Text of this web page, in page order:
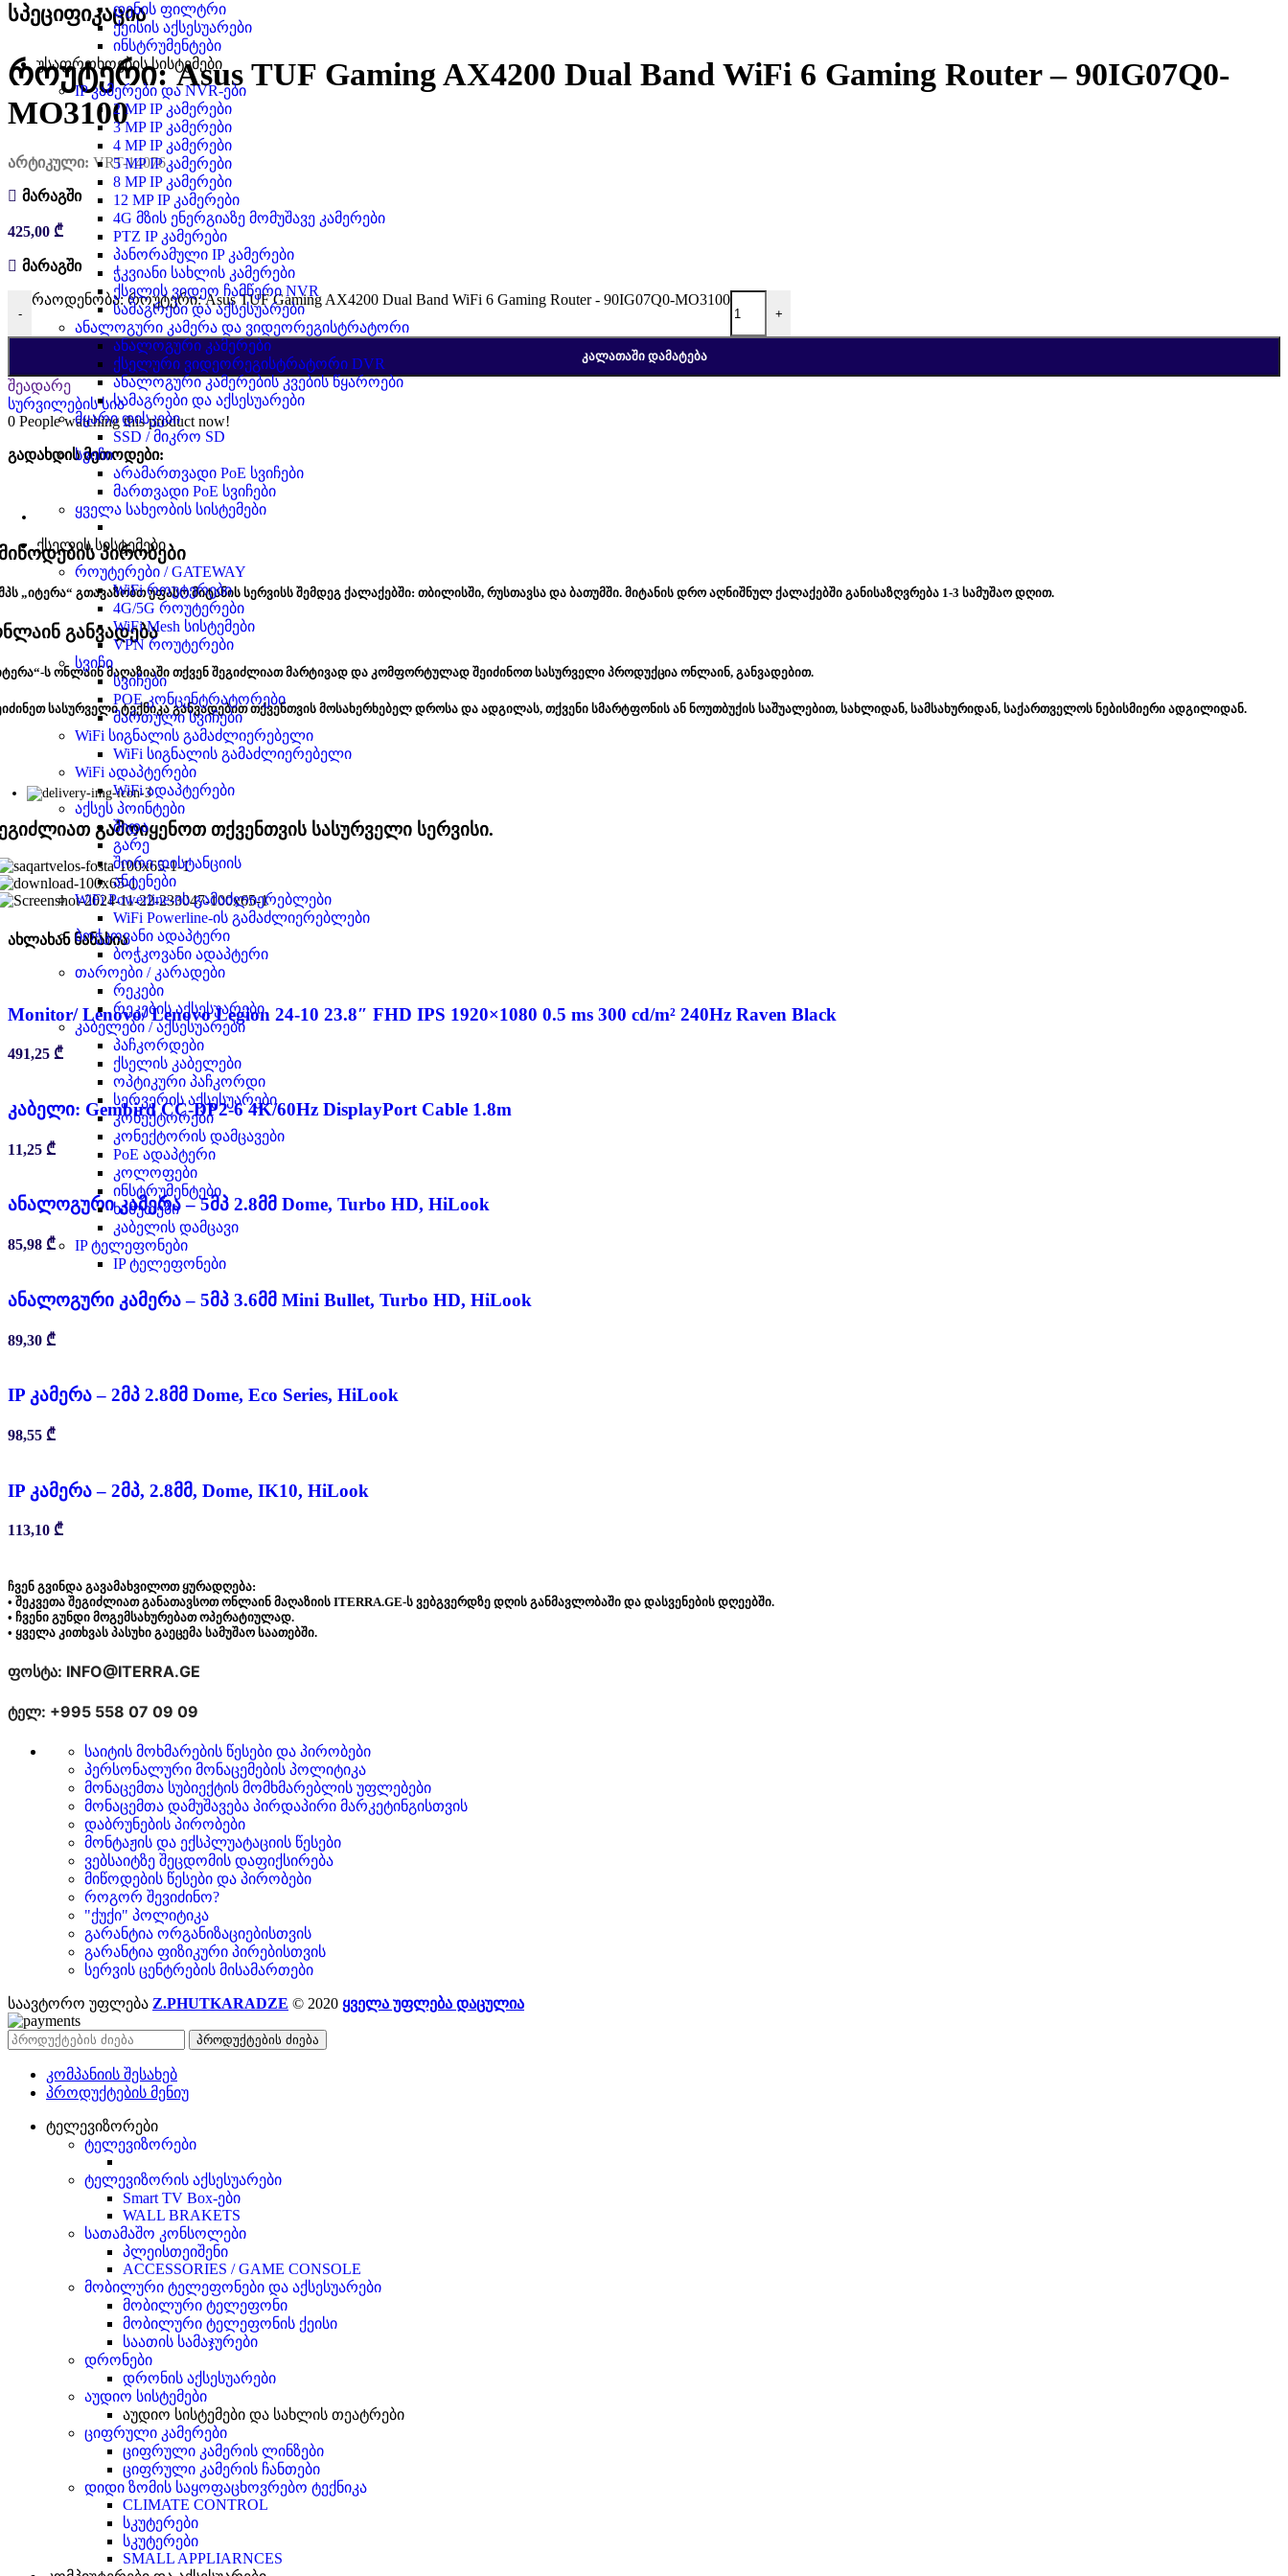
დენის ფილტრი
ქეისის აქსესუარები
ინსტრუმენტები
უსაფრთხოების სისტემები
IP კამერები და NVR-ები
2 MP IP კამერები
3 MP IP კამერები
4 MP IP კამერები
5 MP IP კამერები
8 MP IP კამერები
12 MP IP კამერები
4G მზის ენერგიაზე მომუშავე კამერები
PTZ IP კამერები
პანორამული IP კამერები
ჭკვიანი სახლის კამერები
ქსელის ვიდეო ჩამწერი NVR
სამაგრები და აქსესუარები
ანალოგური კამერა და ვიდეორეგისტრატორი
ანალოგური კამერები
ქსელური ვიდეორეგისტრატორი DVR
ანალოგური კამერების კვების წყაროები
სამაგრები და აქსესუარები
მყარი დისკები
SSD / მიკრო SD
სვიჩი
არამართვადი PoE სვიჩები
მართვადი PoE სვიჩები
ყველა სახეობის სისტემები
ქსელის სისტემები
როუტერები / GATEWAY
WiFi როუტერები
4G/5G როუტერები
WiFi Mesh სისტემები
VPN როუტერები
სვიჩი
სვიჩები
POE კონცენტრატორები
მართული სვიჩები
WiFi სიგნალის გამაძლიერებელი
WiFi სიგნალის გამაძლიერებელი
WiFi ადაპტერები
WiFi ადაპტერები
აქსეს პოინტები
შიდა
გარე
შორი დისტანციის
ანტენები
WiFi Powerline-ის გამაძლიერებლები
WiFi Powerline-ის გამაძლიერებლები
ბოჭკოვანი ადაპტერი
ბოჭკოვანი ადაპტერი
თაროები / კარადები
რეკები
რეკების აქსესუარები
კაბელები / აქსესუარები
პაჩკორდები
ქსელის კაბელები
ოპტიკური პაჩკორდი
სერვერის აქსესუარები
კონექტორები
კონექტორის დამცავები
PoE ადაპტერი
კოლოფები
ინსტრუმენტები
ხამუთები
კაბელის დამცავი
IP ტელეფონები
IP ტელეფონები
სპეციფიკაცია
როუტერი: Asus TUF Gaming AX4200 Dual Band WiFi 6 Gaming Router – 90IG07Q0-
MO3100
არტიკული: VRT-14076
მარაგში
425,00 ₾
მარაგში
-
რაოდენობა: როუტერი: Asus TUF Gaming AX4200 Dual Band WiFi 6 Gaming Router - 90IG07Q0-MO3100
+
ᲙᲐᲚᲐᲗᲐᲨᲘ ᲓᲐᲛᲐᲢᲔᲑᲐ
შეადარე
სურვილების სია
0 People watching this product now!
გადახდის მეთოდები:
პირობები
„იტერა“ გთავაზობთ უფასო მიტანის სერვისს შემდეგ ქალაქებში: თბილისში, რუსთავსა და ბათუმში. მიტანის დრო აღნიშნულ ქალაქებში განისაზღვრება 1-3 სამუშაო დღით.
განვადება
ს ონლაინ მაღაზიაში თქვენ შეგიძლიათ მარტივად და კომფორტულად შეიძინოთ სასურველი პროდუქცია ონლაინ, განვადებით.
სასურველი ტექნიკა განვადებით თქვენთვის მოსახერხებელ დროსა და ადგილას, თქვენი სმარტფონის ან ნოუთბუქის საშუალებით, სახლიდან, სამსახურიდან, საქართველოს ნებისმიერი ადგილიდან.
გამოიყენოთ თქვენთვის სასურველი სერვისი.
ახლახან ნანახია
Monitor/ Lenovo/ Lenovo Legion 24-10 23.8″ FHD IPS 1920×1080 0.5 ms 300 cd/m² 240Hz Raven Black
491,25 ₾
კაბელი: Gembird CC-DP2-6 4K/60Hz DisplayPort Cable 1.8m
11,25 ₾
ანალოგური კამერა – 5მპ 2.8მმ Dome, Turbo HD, HiLook
85,98 ₾
ანალოგური კამერა – 5მპ 3.6მმ Mini Bullet, Turbo HD, HiLook
89,30 ₾
IP კამერა – 2მპ 2.8მმ Dome, Eco Series, HiLook
98,55 ₾
IP კამერა – 2მპ, 2.8მმ, Dome, IK10, HiLook
113,10 ₾
ჩვენ გვინდა გავამახვილოთ ყურადღება:
• შეკვეთა შეგიძლიათ განათავსოთ ონლაინ მაღაზიის ITERRA.GE-ს ვებგვერდზე დღის განმავლობაში და დასვენების დღეებში.
• ჩვენი გუნდი მოგემსახურებათ ოპერატიულად.
• ყველა კითხვას პასუხი გაეცემა სამუშაო საათებში.
ფოსტა: INFO@ITERRA.GE
ტელ: +995 558 07 09 09
საიტის მოხმარების წესები და პირობები
პერსონალური მონაცემების პოლიტიკა
მონაცემთა სუბიექტის მომხმარებლის უფლებები
მონაცემთა დამუშავება პირდაპირი მარკეტინგისთვის
დაბრუნების პირობები
მონტაჟის და ექსპლუატაციის წესები
ვებსაიტზე შეცდომის დაფიქსირება
მიწოდების წესები და პირობები
როგორ შევიძინო?
"ქუქი" პოლიტიკა
გარანტია ორგანიზაციებისთვის
გარანტია ფიზიკური პირებისთვის
სერვის ცენტრების მისამართები
საავტორო უფლება Z.PHUTKARADZE © 2020 ყველა უფლება დაცულია
პროდუქტების ძიება
კომპანიის შესახებ
პროდუქტების მენიუ
ტელევიზორები
ტელევიზორები
ტელევიზორის აქსესუარები
Smart TV Box-ები
WALL BRAKETS
სათამაშო კონსოლები
პლეისთეიშენი
ACCESSORIES / GAME CONSOLE
მობილური ტელეფონები და აქსესუარები
მობილური ტელეფონი
მობილური ტელეფონის ქეისი
საათის სამაჯურები
დრონები
დრონის აქსესუარები
აუდიო სისტემები
აუდიო სისტემები და სახლის თეატრები
ციფრული კამერები
ციფრული კამერის ლინზები
ციფრული კამერის ჩანთები
დიდი ზომის საყოფაცხოვრებო ტექნიკა
CLIMATE CONTROL
სკუტერები
სკუტერები
SMALL APPLIARNCES